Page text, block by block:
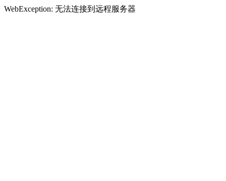
WebException: 无法连接到远程服务器